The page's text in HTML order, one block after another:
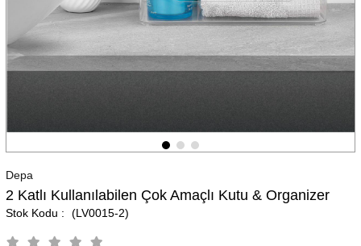
Depa
2 Katlı Kullanılabilen Çok Amaçlı Kutu & Organizer
(LV0015-2)